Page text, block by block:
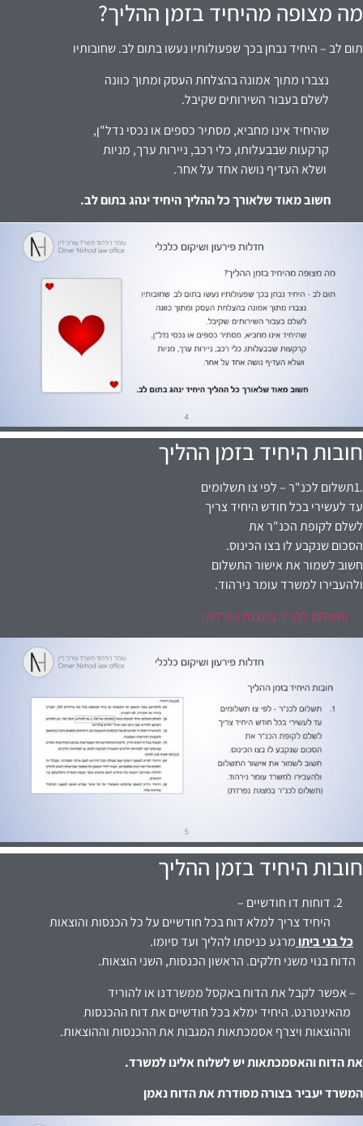
מה מצופה מהיחיד בזמן ההליך?
תום לב – היחיד נבחן בכך שפעולותיו נעשו בתום לב. שחובותיו
נצברו מתוך אמונה בהצלחת העסק ומתוך כוונה
לשלם בעבור השירותים שקיבל.
שהיחיד אינו מחביא, מסתיר כספים או נכסי נדל"ן,
קרקעות שבבעלותו, כלי רכב, ניירות ערך, מניות
ושלא העדיף נושה אחד על אחר.
חשוב מאוד שלאורך כל ההליך היחיד ינהג בתום לב.
חובות היחיד בזמן ההליך
.1תשלום לכנ"ר – לפי צו תשלומים
עד לעשירי בכל חודש היחיד צריך
לשלם לקופת הכנ"ר את
הסכום שנקבע לו בצו הכינוס.
חשוב לשמור את אישור התשלום
ולהעבירו למשרד עומר נירהוד.
(תשלום לכנ"ר במצגת נפרדת)
חובות היחיד בזמן ההליך
דוחות דו חודשיים –
היחיד צריך למלא דוח בכל חודשיים על כל הכנסות והוצאות
כל בני ביתומרגע כניסתו להליך ועד סיומו.
הדוח בנוי משני חלקים. הראשון הכנסות, השני הוצאות.
– אפשר לקבל את הדוח באקסל ממשרדנו או להוריד
מהאינטרנט. היחיד ימלא בכל חודשיים את דוח ההכנסות
וההוצאות ויצרף אסמכתאות המגבות את ההכנסות וההוצאות.
את הדוח והאסמכתאות יש לשלוח אלינו למשרד.
המשרד יעביר בצורה מסודרת את הדוח נאמן